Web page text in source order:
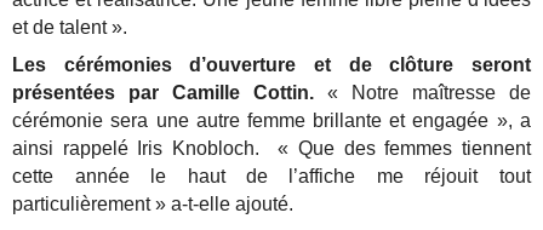
et de talent ».
Les cérémonies d’ouverture et de clôture seront
présentées par Camille Cottin. « Notre maîtresse de
cérémonie sera une autre femme brillante et engagée », a
ainsi rappelé Iris Knobloch. « Que des femmes tiennent
cette année le haut de l’affiche me réjouit tout
particulièrement » a-t-elle ajouté.